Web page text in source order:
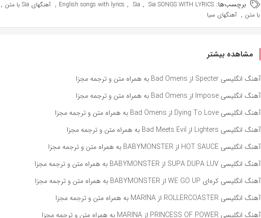
برچسب‌ها: English songs with lyrics , Sia , Sia SONGS WITH LYRICS
, آهنگهای Sia با متن ,
با متن , آهنگهای سیا
مشاهده بیشتر
آهنگ انگلیسی Specter از Bad Omens به همراه متن و ترجمه مجزا
آهنگ انگلیسی Impose از Bad Omens به همراه متن و ترجمه مجزا
آهنگ انگلیسی Dying To Love از Bad Omens به همراه متن و ترجمه مجزا
آهنگ انگلیسی Lighters از Bad Meets Evil به همراه متن و ترجمه مجزا
آهنگ انگلیسی HOT SAUCE از BABYMONSTER به همراه متن و ترجمه مجزا
آهنگ انگلیسی SUPA DUPA LUV از BABYMONSTER به همراه متن و ترجمه مجزا
آهنگ انگلیسی کره‌ای WE GO UP از BABYMONSTER به همراه متن و ترجمه مجزا
آهنگ انگلیسی ROLLERCOASTER از MARINA به همراه متن و ترجمه مجزا
آهنگ انگلیسی PRINCESS OF POWER از MARINA به همراه متن و ترجمه مجزا